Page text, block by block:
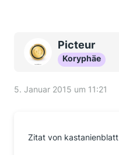
Picteur
Koryphäe
5. Januar 2015 um 11:21
Zitat von kastanienblatt